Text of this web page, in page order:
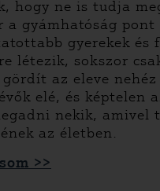
hogy ne is tudja
a gyámhatóság pont
gyerekek és
létezik, sokszor
az eleve nehéz
elé, és képtelen
nekik, amivel
az életben.
>>